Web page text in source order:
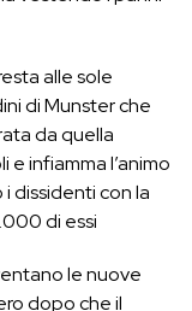
alle sole
di Munster che
da quella
infiamma l’animo
dissidenti con la
di essi
le nuove
dopo che il